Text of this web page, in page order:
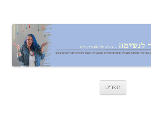
תפריט